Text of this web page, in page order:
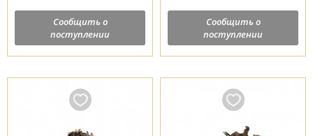
Сообщить о
поступлении
Сообщить о
поступлении